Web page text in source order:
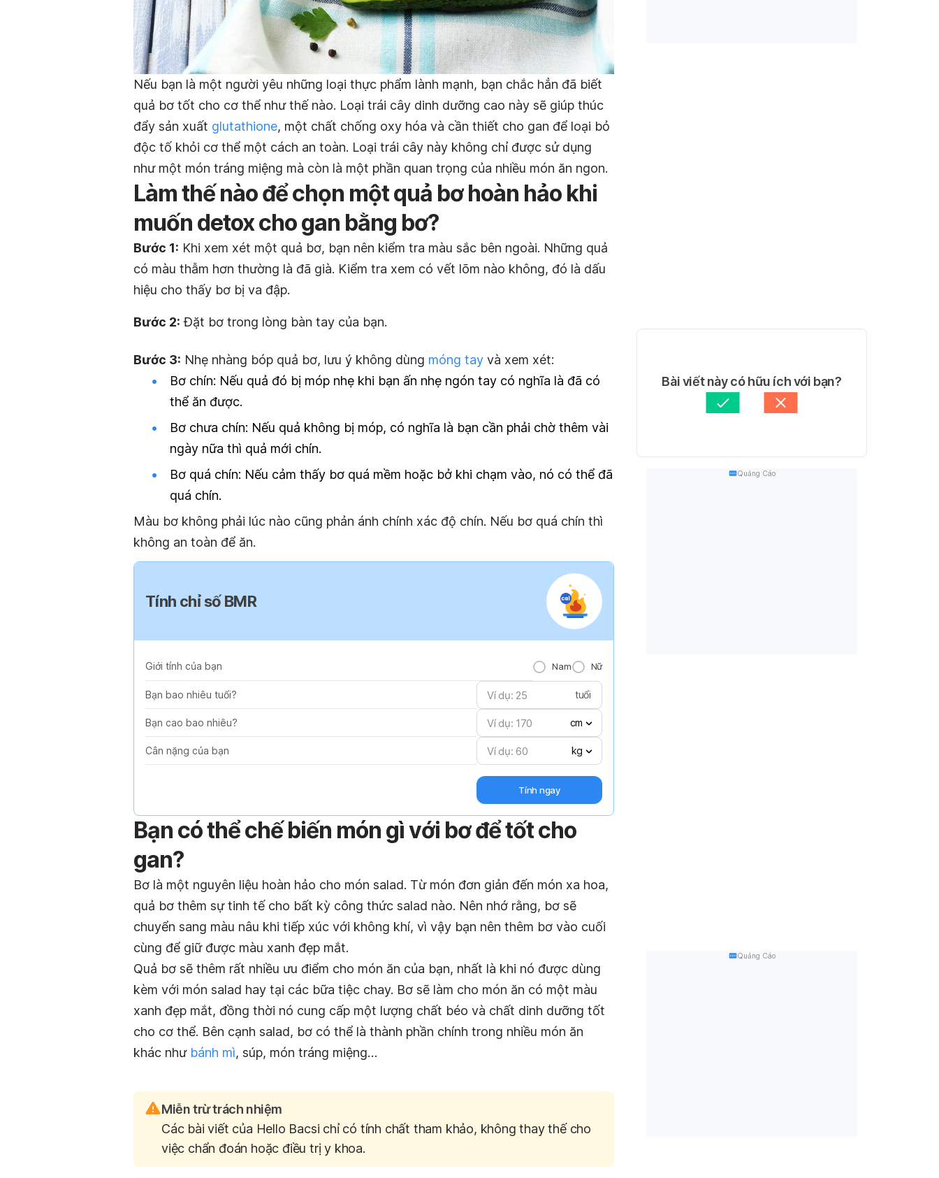
Nếu bạn là một người yêu những loại thực phẩm lành mạnh, bạn chắc hẳn đã biết
quả bơ tốt cho cơ thể như thế nào. Loại trái cây dinh dưỡng cao này sẽ giúp thúc
đẩy sản xuất glutathione, một chất chống oxy hóa và cần thiết cho gan để loại bỏ
độc tố khỏi cơ thể một cách an toàn. Loại trái cây này không chỉ được sử dụng
như một món tráng miệng mà còn là một phần quan trọng của nhiều món ăn ngon.
Làm thế nào để chọn một quả bơ hoàn hảo khi
muốn detox cho gan bằng bơ?
Bước 1: Khi xem xét một quả bơ, bạn nên kiểm tra màu sắc bên ngoài. Những quả
có màu thẫm hơn thường là đã già. Kiểm tra xem có vết lõm nào không, đó là dấu
hiệu cho thấy bơ bị va đập.
Bước 2: Đặt bơ trong lòng bàn tay của bạn.
Bước 3: Nhẹ nhàng bóp quả bơ, lưu ý không dùng móng tay và xem xét:
Bơ chín: Nếu quả đó bị móp nhẹ khi bạn ấn nhẹ ngón tay có nghĩa là đã có
thể ăn được.
Bơ chưa chín: Nếu quả không bị móp, có nghĩa là bạn cần phải chờ thêm vài
ngày nữa thì quả mới chín.
Bơ quá chín: Nếu cảm thấy bơ quá mềm hoặc bở khi chạm vào, nó có thể đã
quá chín.
Màu bơ không phải lúc nào cũng phản ánh chính xác độ chín. Nếu bơ quá chín thì
không an toàn để ăn.
Tính chỉ số BMR
Giới tính của bạn Nam Nữ
Bạn bao nhiêu tuổi? tuổi
Bạn cao bao nhiêu? cm
Cân nặng của bạn kg
Tính ngay
Bạn có thể chế biến món gì với bơ để tốt cho
gan?
Bơ là một nguyên liệu hoàn hảo cho món salad. Từ món đơn giản đến món xa hoa,
quả bơ thêm sự tinh tế cho bất kỳ công thức salad nào. Nên nhớ rằng, bơ sẽ
chuyển sang màu nâu khi tiếp xúc với không khí, vì vậy bạn nên thêm bơ vào cuối
cùng để giữ được màu xanh đẹp mắt.
Quả bơ sẽ thêm rất nhiều ưu điểm cho món ăn của bạn, nhất là khi nó được dùng
kèm với món salad hay tại các bữa tiệc chay. Bơ sẽ làm cho món ăn có một màu
xanh đẹp mắt, đồng thời nó cung cấp một lượng chất béo và chất dinh dưỡng tốt
cho cơ thể. Bên cạnh salad, bơ có thể là thành phần chính trong nhiều món ăn
khác như bánh mì, súp, món tráng miệng…
Miễn trừ trách nhiệm
Các bài viết của Hello Bacsi chỉ có tính chất tham khảo, không thay thế cho
việc chẩn đoán hoặc điều trị y khoa.
Bài viết này có hữu ích với bạn?
Quảng Cáo
Quảng Cáo